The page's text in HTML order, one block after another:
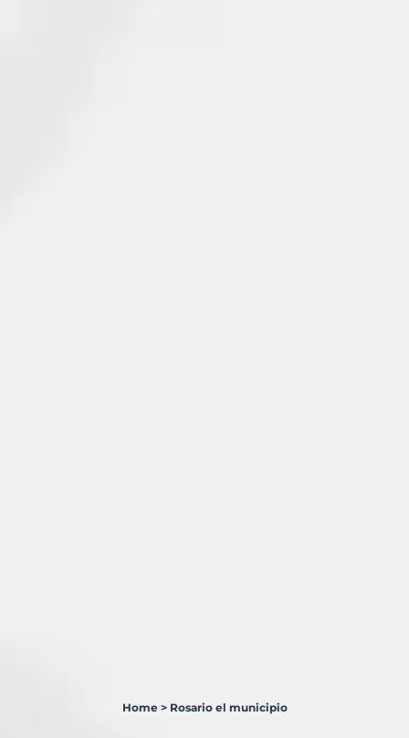
Home > Rosario el municipio